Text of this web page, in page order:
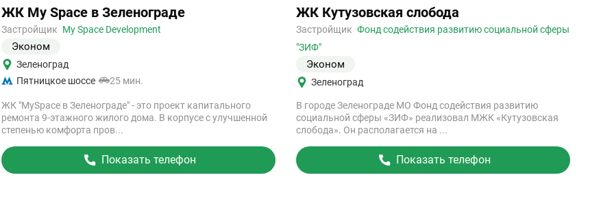
Ссылка
на
объект
ЖК My Space в Зеленограде
Застройщик My Space Development
Эконом
Зеленоград
Пятницкое шоссе
25 мин.
ЖК "MySpace в Зеленограде" - это проект капитального
ремонта 9-этажного жилого дома. В корпусе с улучшенной
степенью комфорта пров...
Показать телефон
Ссылка
на
объект
ЖК Кутузовская слобода
Застройщик Фонд содействия развитию социальной сферы
"ЗИФ"
Эконом
Зеленоград
В городе Зеленограде МО Фонд содействия развитию
социальной сферы «ЗИФ» реализовал МЖК «Кутузовская
слобода». Он располагается на ...
Показать телефон